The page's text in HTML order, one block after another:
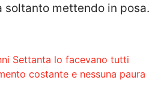
mettendo in posa.
Settanta lo facevano tutti
costante e nessuna paura